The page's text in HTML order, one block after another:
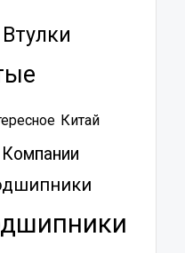
Втулки
Китай
Компании